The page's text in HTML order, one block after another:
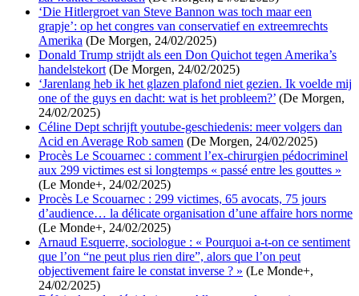
‘Die Hitlergroet van Steve Bannon was toch maar een
grapje’: op het congres van conservatief en extreemrechts
Amerika (De Morgen, 24/02/2025)
Donald Trump strijdt als een Don Quichot tegen Amerika’s
handelstekort (De Morgen, 24/02/2025)
‘Jarenlang heb ik het glazen plafond niet gezien. Ik voelde mij
one of the guys en dacht: wat is het probleem?’ (De Morgen,
24/02/2025)
Céline Dept schrijft youtube-geschiedenis: meer volgers dan
Acid en Average Rob samen (De Morgen, 24/02/2025)
Procès Le Scouarnec : comment l’ex-chirurgien pédocriminel
aux 299 victimes est si longtemps « passé entre les gouttes »
(Le Monde+, 24/02/2025)
Procès Le Scouarnec : 299 victimes, 65 avocats, 75 jours
d’audience… la délicate organisation d’une affaire hors norme
(Le Monde+, 24/02/2025)
Arnaud Esquerre, sociologue : « Pourquoi a-t-on ce sentiment
que l’on “ne peut plus rien dire”, alors que l’on peut
objectivement faire le constat inverse ? » (Le Monde+,
24/02/2025)